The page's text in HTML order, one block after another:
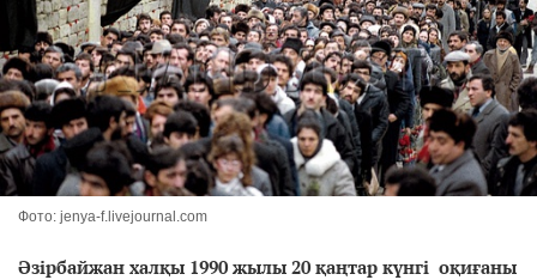
Фото: jenya-f.livejournal.com
Әзірбайжан халқы 1990 жылы 20 қаңтар күнгі оқиғаны